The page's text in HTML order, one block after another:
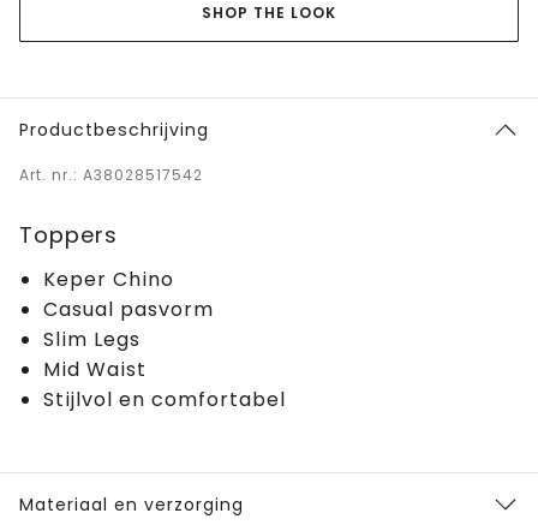
SHOP THE LOOK
Productbeschrijving
Art. nr.: A38028517542
Toppers
Keper Chino
Casual pasvorm
Slim Legs
Mid Waist
Stijlvol en comfortabel
Materiaal en verzorging